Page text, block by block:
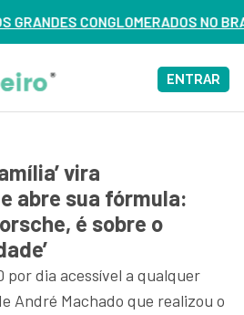
NO BRASIL? VEJA
ENTRAR
vira
abre sua fórmula:
é sobre o
por dia acessível a qualquer
André Machado que realizou o